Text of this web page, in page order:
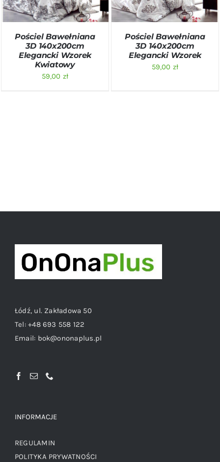
Pościel Bawełniana
3D 140x200cm
Elegancki Wzorek
Kwiatowy
59,00 zł
Pościel Bawełniana
3D 140x200cm
Elegancki Wzorek
59,00 zł
Łódź, ul. Zakładowa 50
Tel:+48 693 558 122
Email: bok@ononaplus.pl
INFORMACJE
REGULAMIN
POLITYKA PRYWATNOŚCI